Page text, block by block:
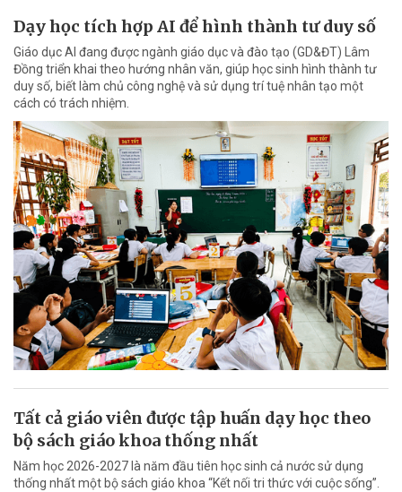
Dạy học tích hợp AI để hình thành tư duy số
Giáo dục AI đang được ngành giáo dục và đào tạo (GD&ĐT) Lâm
Đồng triển khai theo hướng nhân văn, giúp học sinh hình thành tư
duy số, biết làm chủ công nghệ và sử dụng trí tuệ nhân tạo một
cách có trách nhiệm.
Tất cả giáo viên được tập huấn dạy học theo
bộ sách giáo khoa thống nhất
Năm học 2026-2027 là năm đầu tiên học sinh cả nước sử dụng
thống nhất một bộ sách giáo khoa “Kết nối tri thức với cuộc sống”.